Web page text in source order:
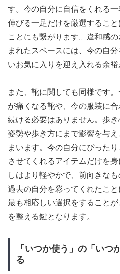
す。今の自分に自信をくれる
伸びる一足だけを厳選するこ
ことにも繋がります。違和感
まれたスペースには、今の自
いお気に入りを迎え入れる余裕
また、靴に関しても同様です
が痛くなる靴や、今の服装に
続ける必要はありません。歩き
姿勢や歩き方にまで影響を与
まいます。今の自分にぴった
させてくれるアイテムだけを
しはより軽やかで、前向きなも
過去の自分を彩ってくれたこ
最も相応しい選択をすること
を整える鍵となります。
「いつか使う」の「いつ
る